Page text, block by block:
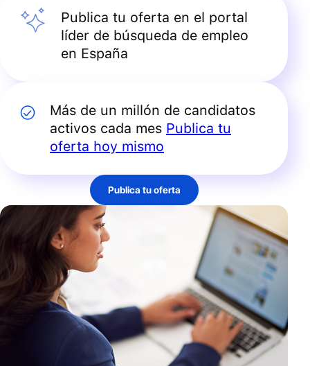
Publica tu oferta en el portal
líder de búsqueda de empleo
en España
Más de un millón de candidatos
activos cada mes Publica tu
oferta hoy mismo
Publica tu oferta